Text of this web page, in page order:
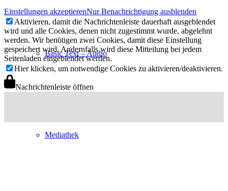
Basic Text – Audio
Mediathek
Einstellungen akzeptierenNur Benachrichtigung ausblenden
Aktivieren, damit die Nachrichtenleiste dauerhaft ausgeblendet
wird und alle Cookies, denen nicht zugestimmt wurde, abgelehnt
werden. Wir benötigen zwei Cookies, damit diese Einstellung
gespeichert wird. Andernfalls wird diese Mitteilung bei jedem
Seitenladen eingeblendet werden.
Hier klicken, um notwendige Cookies zu aktivieren/deaktivieren.
Nachrichtenleiste öffnen